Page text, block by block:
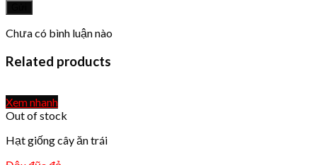
Chưa có bình luận nào
Related products
Xem nhanh
Out of stock
Hạt giống cây ăn trái